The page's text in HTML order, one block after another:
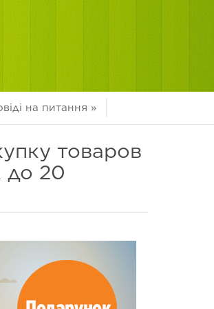
на питання »
товаров
до 20